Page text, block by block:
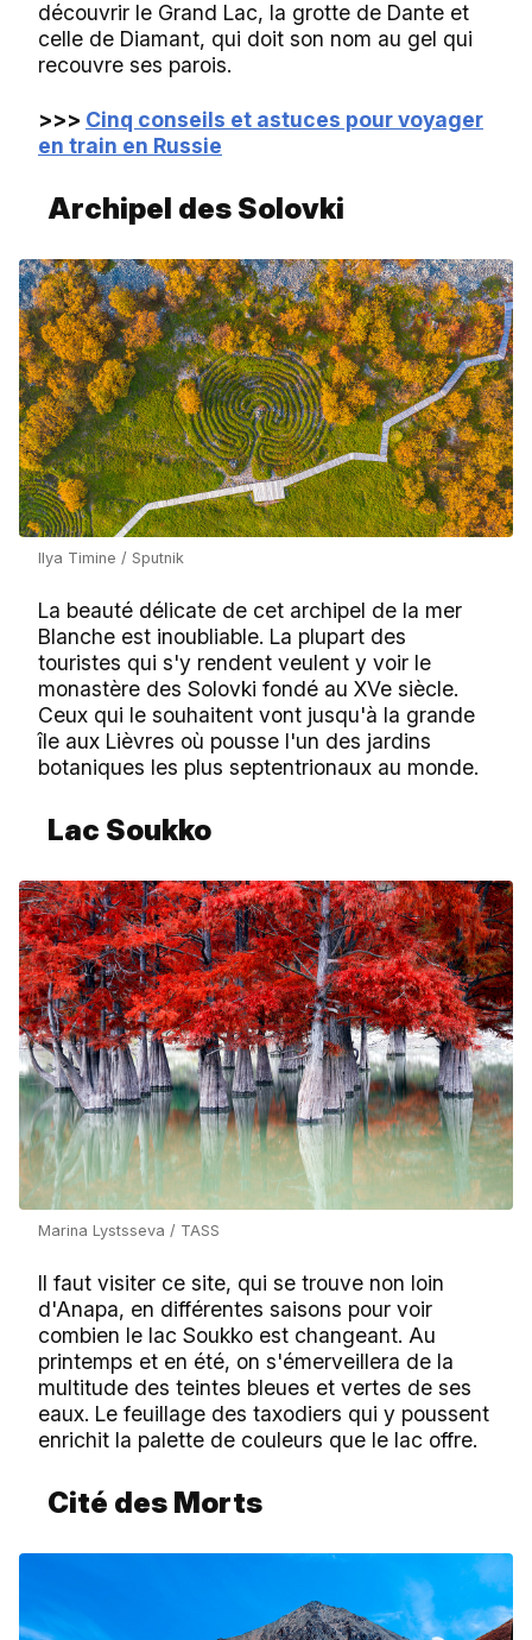
découvrir le Grand Lac, la grotte de Dante et
celle de Diamant, qui doit son nom au gel qui
recouvre ses parois.
>>> Cinq conseils et astuces pour voyager
en train en Russie
Archipel des Solovki
Ilya Timine / Sputnik
La beauté délicate de cet archipel de la mer
Blanche est inoubliable. La plupart des
touristes qui s'y rendent veulent y voir le
monastère des Solovki fondé au XVe siècle.
Ceux qui le souhaitent vont jusqu'à la grande
île aux Lièvres où pousse l'un des jardins
botaniques les plus septentrionaux au monde.
Lac Soukko
Marina Lystsseva / TASS
Il faut visiter ce site, qui se trouve non loin
d'Anapa, en différentes saisons pour voir
combien le lac Soukko est changeant. Au
printemps et en été, on s'émerveillera de la
multitude des teintes bleues et vertes de ses
eaux. Le feuillage des taxodiers qui y poussent
enrichit la palette de couleurs que le lac offre.
Cité des Morts